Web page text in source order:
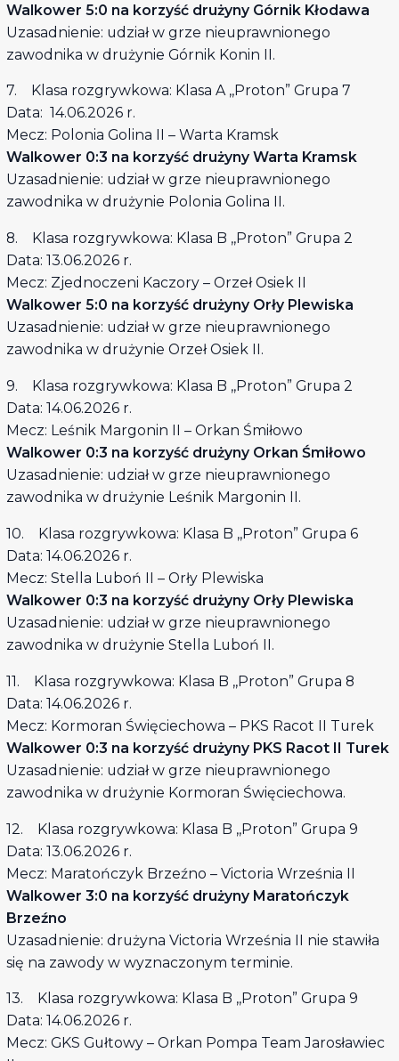
Walkower 5:0 na korzyść drużyny Górnik Kłodawa
Uzasadnienie: udział w grze nieuprawnionego
zawodnika w drużynie Górnik Konin II.
7. Klasa rozgrywkowa: Klasa A ,,Proton” Grupa 7
Data: 14.06.2026 r.
Mecz: Polonia Golina II – Warta Kramsk
Walkower 0:3 na korzyść drużyny Warta Kramsk
Uzasadnienie: udział w grze nieuprawnionego
zawodnika w drużynie Polonia Golina II.
8. Klasa rozgrywkowa: Klasa B ,,Proton” Grupa 2
Data: 13.06.2026 r.
Mecz: Zjednoczeni Kaczory – Orzeł Osiek II
Walkower 5:0 na korzyść drużyny Orły Plewiska
Uzasadnienie: udział w grze nieuprawnionego
zawodnika w drużynie Orzeł Osiek II.
9. Klasa rozgrywkowa: Klasa B ,,Proton” Grupa 2
Data: 14.06.2026 r.
Mecz: Leśnik Margonin II – Orkan Śmiłowo
Walkower 0:3 na korzyść drużyny Orkan Śmiłowo
Uzasadnienie: udział w grze nieuprawnionego
zawodnika w drużynie Leśnik Margonin II.
10. Klasa rozgrywkowa: Klasa B ,,Proton” Grupa 6
Data: 14.06.2026 r.
Mecz: Stella Luboń II – Orły Plewiska
Walkower 0:3 na korzyść drużyny Orły Plewiska
Uzasadnienie: udział w grze nieuprawnionego
zawodnika w drużynie Stella Luboń II.
11. Klasa rozgrywkowa: Klasa B ,,Proton” Grupa 8
Data: 14.06.2026 r.
Mecz: Kormoran Święciechowa – PKS Racot II Turek
Walkower 0:3 na korzyść drużyny PKS Racot II Turek
Uzasadnienie: udział w grze nieuprawnionego
zawodnika w drużynie Kormoran Święciechowa.
12. Klasa rozgrywkowa: Klasa B ,,Proton” Grupa 9
Data: 13.06.2026 r.
Mecz: Maratończyk Brzeźno – Victoria Września II
Walkower 3:0 na korzyść drużyny Maratończyk
Brzeźno
Uzasadnienie: drużyna Victoria Września II nie stawiła
się na zawody w wyznaczonym terminie.
13. Klasa rozgrywkowa: Klasa B ,,Proton” Grupa 9
Data: 14.06.2026 r.
Mecz: GKS Gułtowy – Orkan Pompa Team Jarosławiec